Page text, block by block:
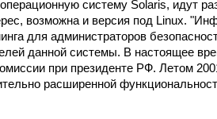
систему Solaris, идут
возможна и версия под Linux.
для администраторов
данной системы. В настоящее
при президенте РФ. Летом
расширенной